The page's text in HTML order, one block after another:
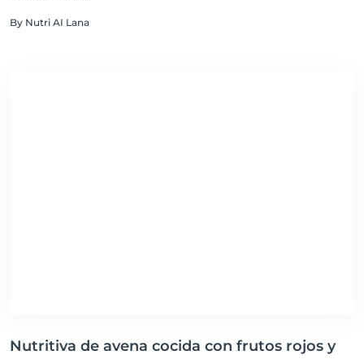
By Nutri AI Lana
Nutritiva de avena cocida con frutos rojos y